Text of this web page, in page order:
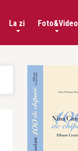
La zi Foto&Video